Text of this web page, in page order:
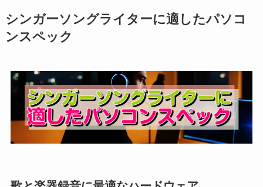
シンガーソングライターに適したパソコ
ンスペック